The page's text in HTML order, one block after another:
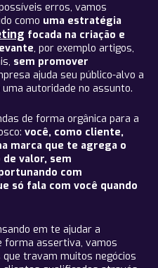
erros, vamos
como uma estratégia
focada na criação e
, por exemplo artigos,
sem promover
ajuda seu público-alvo a
autoridade no assunto.
de forma orgânica para a
você, como cliente,
marca que te agrega o
valor, sem
com
só fala com você quando
em te ajudar a
forma assertiva, vamos
travam muitos negócios